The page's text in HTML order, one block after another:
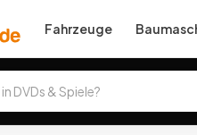
Fahrzeuge